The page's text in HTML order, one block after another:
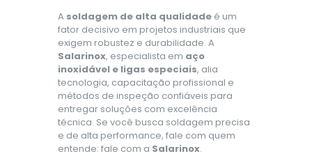
A soldagem de alta qualidade é um
fator decisivo em projetos industriais que
exigem robustez e durabilidade. A
Salarinox, especialista em aço
inoxidável e ligas especiais, alia
tecnologia, capacitação profissional e
métodos de inspeção confiáveis para
entregar soluções com excelência
técnica. Se você busca soldagem precisa
e de alta performance, fale com quem
entende: fale com a Salarinox.